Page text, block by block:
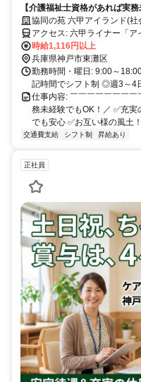
【介護福祉士資格があれば実
ライベートと両立◎ / 風通しの
協同の苑 六甲アイランド(
アクセス: 六甲ライナ
時給1,116円以上
兵庫県神戸市東灘区
勤務時間・曜日: 9:00～
記時間でシフト制 ◎週3～4
仕事内容: ￣￣￣￣￣￣￣
務未経験でもOK！／ ✅充
でも安心 ✅お互い様の風土
交通費支給 シフト制 昇給あり
正社員